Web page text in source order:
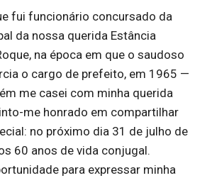
fui funcionário concursado da
da nossa querida Estância
na época em que o saudoso
o cargo de prefeito, em 1965 —
me casei com minha querida
me honrado em compartilhar
no próximo dia 31 de julho de
60 anos de vida conjugal.
para expressar minha